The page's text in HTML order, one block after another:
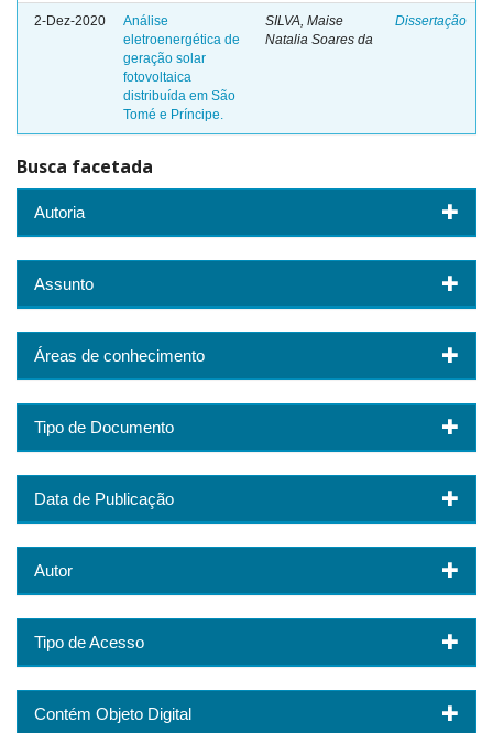
2-Dez-2020
Análise
eletroenergética de
geração solar
fotovoltaica
distribuída em São
Tomé e Príncipe.
SILVA, Maise
Natalia Soares da
Dissertação
Busca facetada
Autoria
Assunto
Áreas de conhecimento
Tipo de Documento
Data de Publicação
Autor
Tipo de Acesso
Contém Objeto Digital